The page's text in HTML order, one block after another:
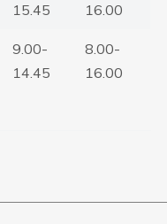
15.45
16.00
9.00-
14.45
8.00-
16.00